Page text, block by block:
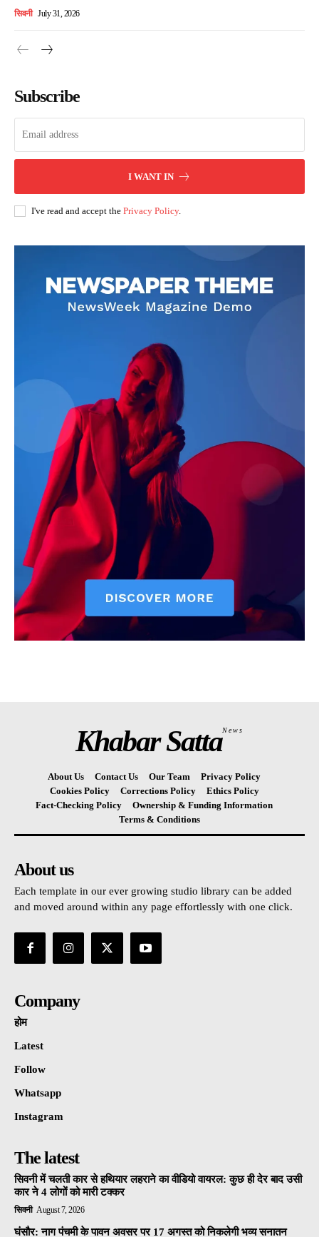
सिवनी July 31, 2026
Subscribe
I WANT IN
I've read and accept the Privacy Policy.
Khabar SattaNews
About Us Contact Us Our Team
Privacy Policy
Cookies Policy
Corrections Policy
Ethics Policy
Fact-Checking Policy
Ownership & Funding Information
Terms & Conditions
About us
Each template in our ever growing studio library can be added
and moved around within any page effortlessly with one click.
Company
होम
Latest
Follow
Whatsapp
Instagram
The latest
सिवनी में चलती कार से हथियार लहराने का वीडियो वायरल: कुछ ही देर बाद उसी
कार ने 4 लोगों को मारी टक्कर
सिवनी August 7, 2026
घंसौर: नाग पंचमी के पावन अवसर पर 17 अगस्त को निकलेगी भव्य सनातन